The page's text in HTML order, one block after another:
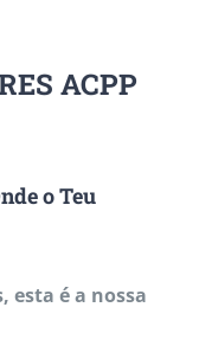
ACPP
o Teu
esta é a nossa